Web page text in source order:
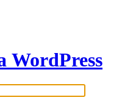
WordPress